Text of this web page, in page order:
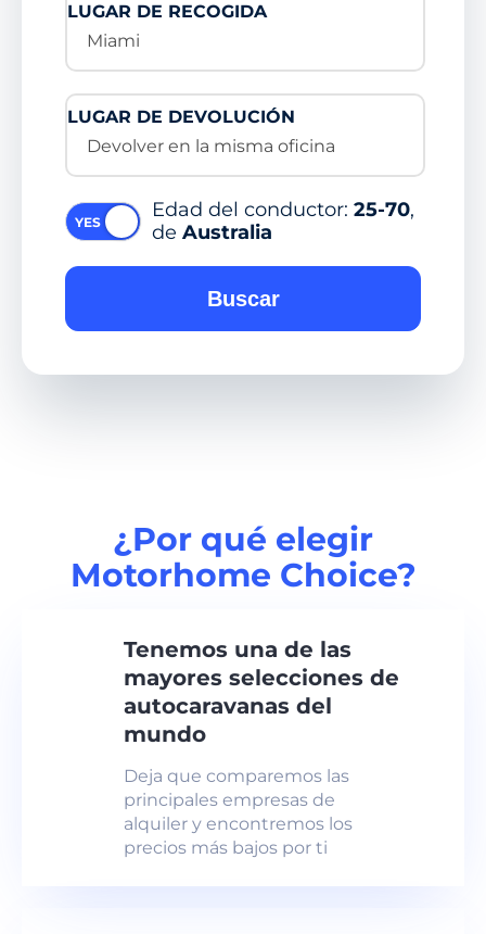
LUGAR DE RECOGIDA
Miami
LUGAR DE DEVOLUCIÓN
Devolver en la misma oficina
Edad del conductor: 25-70,
de Australia
Buscar
¿Por qué elegir
Motorhome Choice?
Tenemos una de las
mayores selecciones de
autocaravanas del
mundo
Deja que comparemos las
principales empresas de
alquiler y encontremos los
precios más bajos por ti